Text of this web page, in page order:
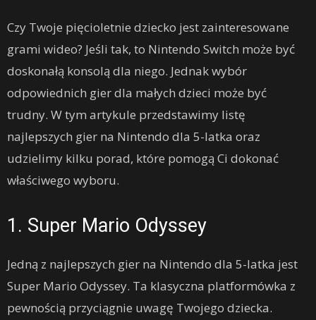
Czy Twoje pięcioletnie dziecko jest zainteresowane
grami wideo? Jeśli tak, to Nintendo Switch może być
doskonałą konsolą dla niego. Jednak wybór
odpowiednich gier dla małych dzieci może być
trudny. W tym artykule przedstawimy listę
najlepszych gier na Nintendo dla 5-latka oraz
udzielimy kilku porad, które pomogą Ci dokonać
właściwego wyboru.
1. Super Mario Odyssey
Jedną z najlepszych gier na Nintendo dla 5-latka jest
Super Mario Odyssey. Ta klasyczna platformówka z
pewnością przyciągnie uwagę Twojego dziecka.